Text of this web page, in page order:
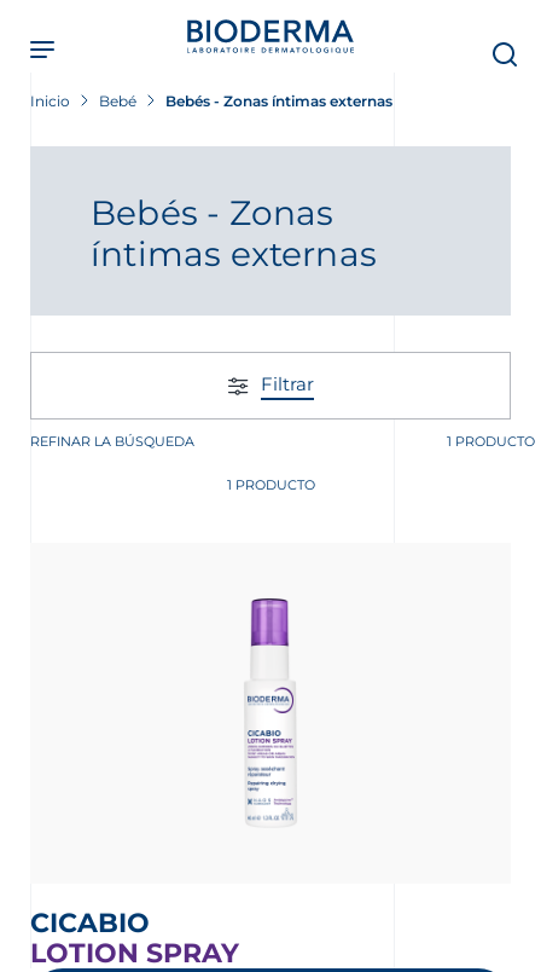
main
content
Inicio Bebé Bebés - Zonas íntimas externas
Bebés - Zonas
íntimas externas
Filtrar
REFINAR LA BÚSQUEDA 1 PRODUCTO
1 PRODUCTO
CICABIO
LOTION SPRAY